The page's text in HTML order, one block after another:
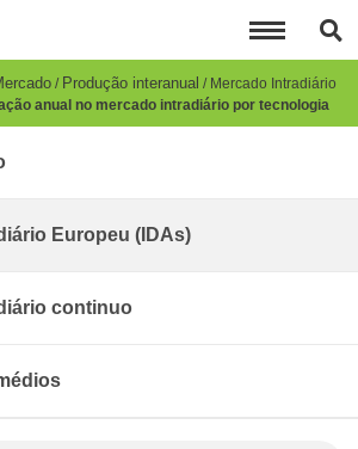
Produção interanual
Mercado Intradiário
anual no mercado intradiário por tecnologia
Europeu (IDAs)
continuo